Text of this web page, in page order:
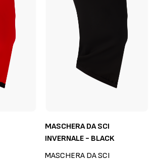
MASCHERA DA SCI
INVERNALE - BLACK
MASCHERA DA SCI